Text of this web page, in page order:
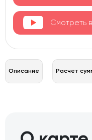
Смотреть
Описание Расчет